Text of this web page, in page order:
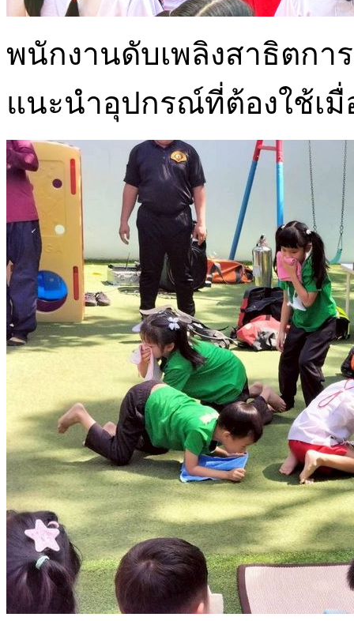
พนักงานดับเพลิงสาธิตก
แนะนำอุปกรณ์ที่ต้องใช้เมื่